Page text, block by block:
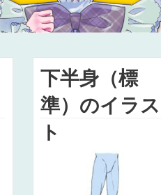
下半身（標
準）のイラス
ト